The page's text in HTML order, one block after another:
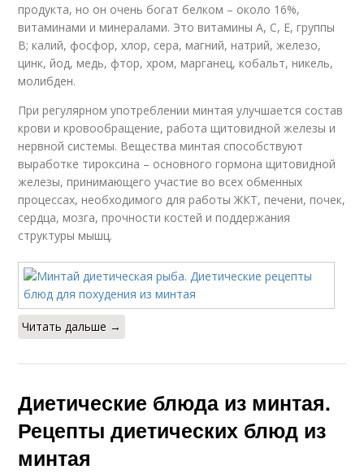
продукта, но он очень богат белком – около 16%,
витаминами и минералами. Это витамины А, С, Е, группы
В; калий, фосфор, хлор, сера, магний, натрий, железо,
цинк, йод, медь, фтор, хром, марганец, кобальт, никель,
молибден.
При регулярном употреблении минтая улучшается состав
крови и кровообращение, работа щитовидной железы и
нервной системы. Вещества минтая способствуют
выработке тироксина – основного гормона щитовидной
железы, принимающего участие во всех обменных
процессах, необходимого для работы ЖКТ, печени, почек,
сердца, мозга, прочности костей и поддержания
структуры мышц.
Читать дальше →
Диетические блюда из минтая.
Рецепты диетических блюд из
минтая